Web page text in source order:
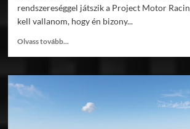
rendszereséggel játszik a Project Motor
kell vallanom, hogy én bizony...
Olvass tovább...
Project